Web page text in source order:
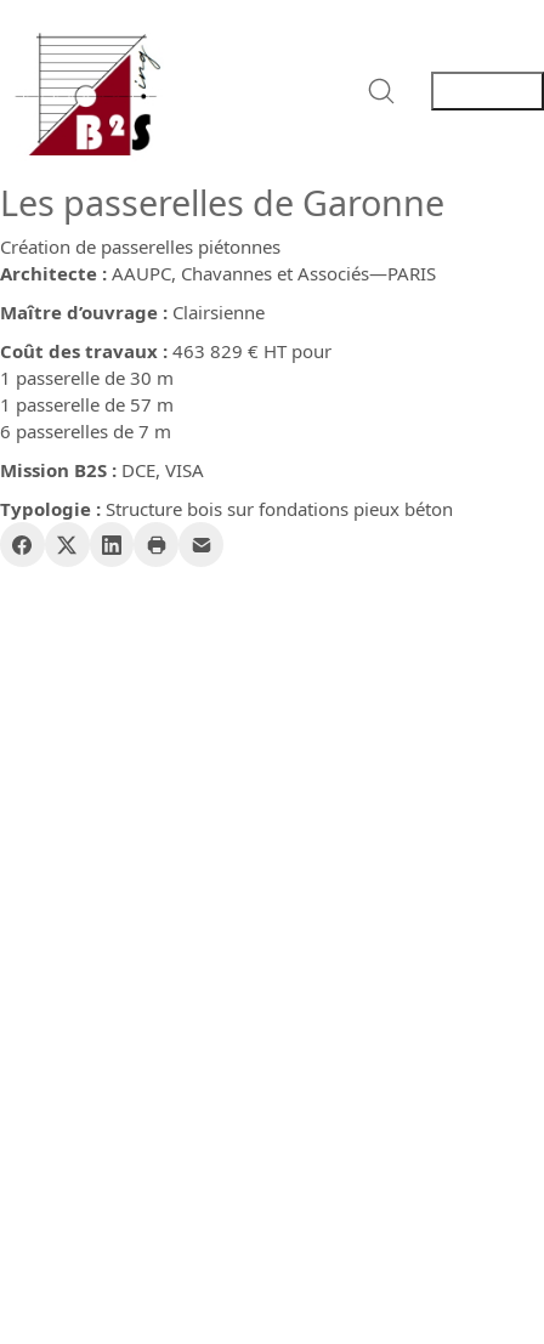
Les passerelles de Garonne
Création de passerelles piétonnes
Architecte : AAUPC, Chavannes et Associés—PARIS
Maître d’ouvrage : Clairsienne
Coût des travaux : 463 829 € HT pour
1 passerelle de 30 m
1 passerelle de 57 m
6 passerelles de 7 m
Mission B2S : DCE, VISA
Typologie : Structure bois sur fondations pieux béton